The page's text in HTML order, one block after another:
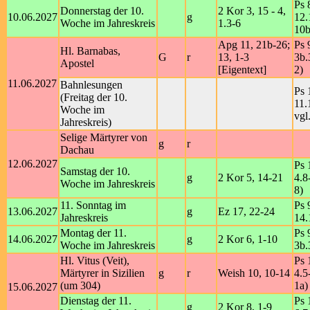
10.06.2027
Donnerstag der 10.
Woche im Jahreskreis
g
2 Kor 3, 15 - 4,
1.3-6
Ps
11.06.2027
Hl. Barnabas,
Apostel
G r
Apg 11, 21b-26;
13, 1-3
[Eigentext]
Ps
2)
Bahnlesungen
(Freitag der 10.
Woche im
Jahreskreis)
Ps
12.06.2027
Selige Märtyrer von
Dachau
g r
Samstag der 10.
Woche im Jahreskreis
g 2 Kor 5, 14-21
Ps
8)
13.06.2027
11. Sonntag im
Jahreskreis
g Ez 17, 22-24
Ps
14.06.2027
Montag der 11.
Woche im Jahreskreis
g 2 Kor 6, 1-10
Ps
15.06.2027
Hl. Vitus (Veit),
Märtyrer in Sizilien
(um 304)
g r Weish 10, 10-14
Ps
1a)
Dienstag der 11.
g 2 Kor 8, 1-9
Ps